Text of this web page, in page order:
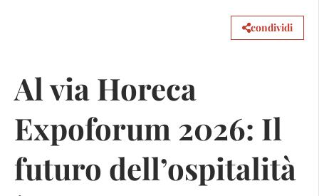
condividi
Al via Horeca
Expoforum 2026: Il
futuro dell’ospitalità